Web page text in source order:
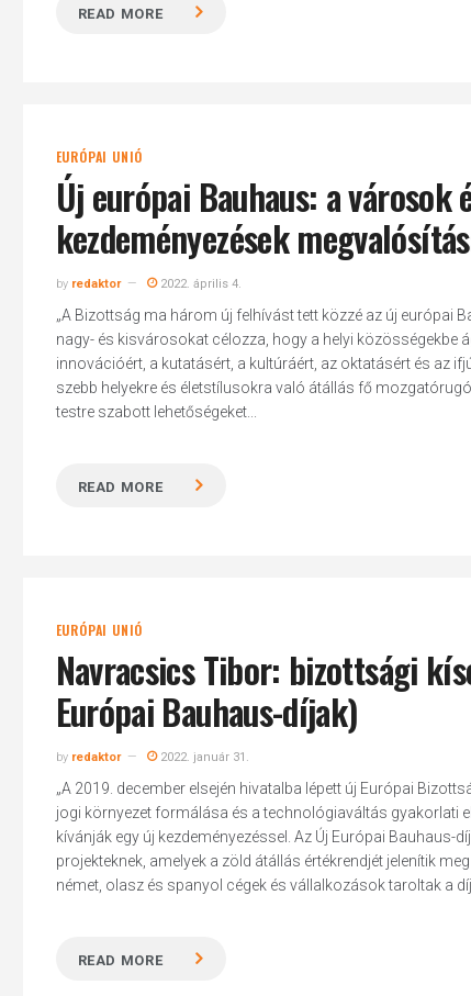
READ MORE
EURÓPAI UNIÓ
Új európai Bauhaus: a
kezdeményezések
by redaktor 2022. április 4.
„A Bizottság ma három új felhívást tett közzé az új európai
nagy- és kisvárosokat célozza, hogy a helyi közösségekbe
innovációért, a kutatásért, a kultúráért, az oktatásért és az
szebb helyekre és életstílusokra való átállás fő
testre szabott lehetőségeket...
READ MORE
EURÓPAI UNIÓ
Navracsics Tibor: bizottsági
Európai Bauhaus-díjak)
by redaktor 2022. január 31.
„A 2019. december elsején hivatalba lépett új Európai
jogi környezet formálása és a technológiaváltás gyakorlati
kívánják egy új kezdeményezéssel. Az Új Európai
projekteknek, amelyek a zöld átállás értékrendjét jelenítik
német, olasz és spanyol cégek és vállalkozások taroltak a
READ MORE